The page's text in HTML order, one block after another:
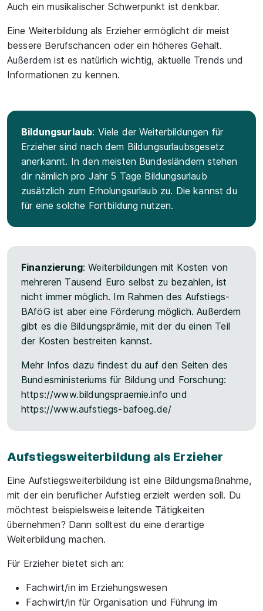
Auch ein musikalischer Schwerpunkt ist denkbar.
Eine Weiterbildung als Erzieher ermöglicht dir meist
bessere Berufschancen oder ein höheres Gehalt.
Außerdem ist es natürlich wichtig, aktuelle Trends und
Informationen zu kennen.
Bildungsurlaub: Viele der Weiterbildungen für
Erzieher sind nach dem Bildungsurlaubsgesetz
anerkannt. In den meisten Bundesländern stehen
dir nämlich pro Jahr 5 Tage Bildungsurlaub
zusätzlich zum Erholungsurlaub zu. Die kannst du
für eine solche Fortbildung nutzen.
Finanzierung: Weiterbildungen mit Kosten von
mehreren Tausend Euro selbst zu bezahlen, ist
nicht immer möglich. Im Rahmen des Aufstiegs-
BAföG ist aber eine Förderung möglich. Außerdem
gibt es die Bildungsprämie, mit der du einen Teil
der Kosten bestreiten kannst.
Mehr Infos dazu findest du auf den Seiten des
Bundesministeriums für Bildung und Forschung:
https://www.bildungspraemie.info und
https://www.aufstiegs-bafoeg.de/
Aufstiegsweiterbildung als Erzieher
Eine Aufstiegsweiterbildung ist eine Bildungsmaßnahme,
mit der ein beruflicher Aufstieg erzielt werden soll. Du
möchtest beispielsweise leitende Tätigkeiten
übernehmen? Dann solltest du eine derartige
Weiterbildung machen.
Für Erzieher bietet sich an:
Fachwirt/in im Erziehungswesen
Fachwirt/in für Organisation und Führung im